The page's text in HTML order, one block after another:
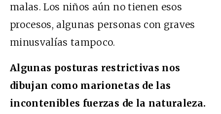
malas. Los niños aún no tienen esos
procesos, algunas personas con graves
minusvalías tampoco.
Algunas posturas restrictivas nos
dibujan como marionetas de las
incontenibles fuerzas de la naturaleza.